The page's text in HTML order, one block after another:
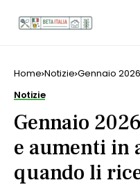
Home Notizie Gennaio
Notizie
Gennaio
e aumenti in
quando li